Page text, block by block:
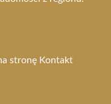
stronę Kontakt